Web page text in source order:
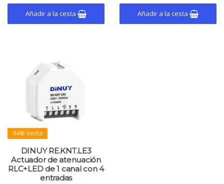
Añadir a la cesta Añadir a la cesta
44% Venta
DINUY RE.KNT.LE3
Actuador de atenuación
RLC+LED de 1 canal con 4
entradas